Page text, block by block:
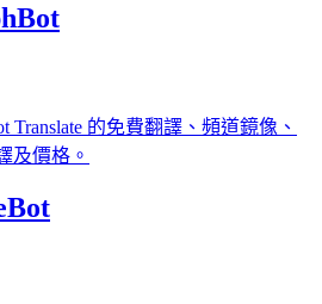
Translate 的免費翻譯、頻道鏡像、
及價格。